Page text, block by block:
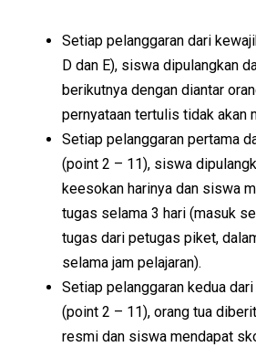
Setiap pelanggaran dari
D dan E), siswa dipulangkan
berikutnya dengan diantar
pernyataan tertulis tidak akan
Setiap pelanggaran pertama
(point 2 – 11), siswa
keesokan harinya dan siswa
tugas selama 3 hari (masuk
tugas dari petugas piket,
selama jam pelajaran).
Setiap pelanggaran kedua
(point 2 – 11), orang tua
resmi dan siswa mendapat